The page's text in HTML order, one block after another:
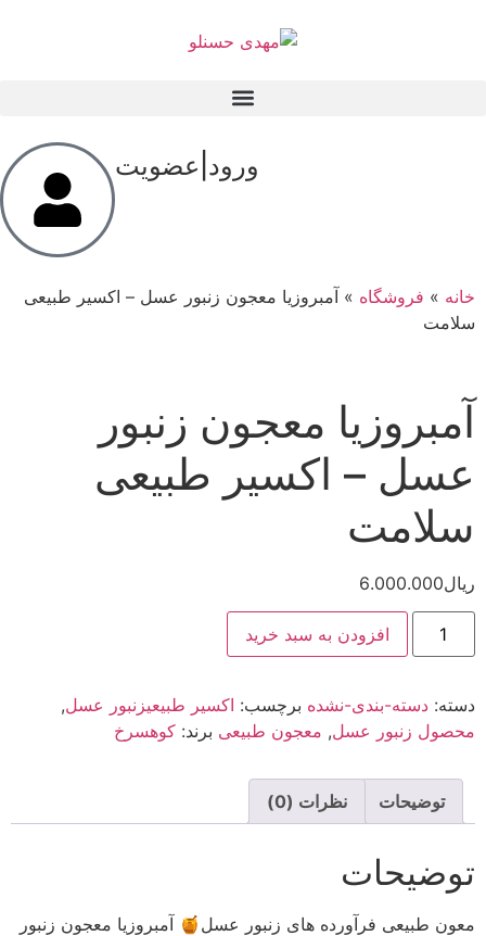
معجون زنبور عسل – اکسیر طبیعی
معجون زنبور
طبیعی
سبد خرید
برچسب:اکسیر طبیعیزنبور عسل,
معجون طبیعی برند:کوهسرخ
(0)
های زنبور عسل🍯 آمبروزیا معجون زنبور